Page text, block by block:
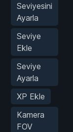
Seviyesini
Ayarla
Seviye
Ekle
Seviye
Ayarla
XP Ekle
Kamera
FOV